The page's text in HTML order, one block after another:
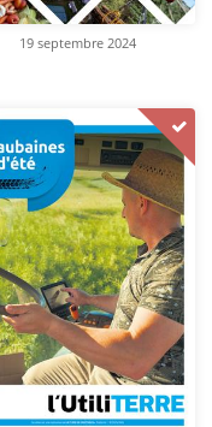
19 septembre 2024